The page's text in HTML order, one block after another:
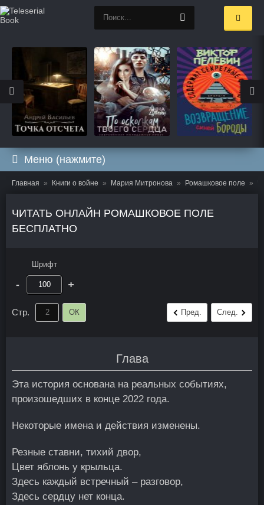
Меню (нажмите)
Главная Книги о войне Мария Митронова Ромашковое поле
ЧИТАТЬ ОНЛАЙН РОМАШКОВОЕ ПОЛЕ
БЕСПЛАТНО
Шрифт
- +
Стр. ОК Пред. След.
Глава
Эта история основана на реальных событиях,
произошедших в конце 2022 года.
Некоторые имена и действия изменены.
Резные ставни, тихий двор,
Цвет яблонь у крыльца.
Здесь каждый встречный – разговор,
Здесь сердцу нет конца.